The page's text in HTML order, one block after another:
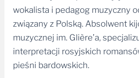
wokalista i pedagog muzyczny
związany z Polską. Absolwent
muzycznej im. Glière’a,
interpretacji rosyjskich
pieśni bardowskich.